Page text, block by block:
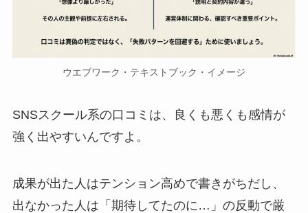
ウエブワーク・テキストブック・イメージ
SNSスクール系の口コミは、良くも悪くも感情が
強く出やすいんですよ。
成果が出た人はテンション高めで書きがちだし、
出なかった人は「期待してたのに…」の反動で厳